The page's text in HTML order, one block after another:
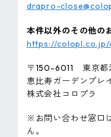
drapro-
本件以外のその他の
https://
〒150-6011 東京
恵比寿ガーデンプレ
株式会社コロプラ
※お問い合わせ窓口
ん。